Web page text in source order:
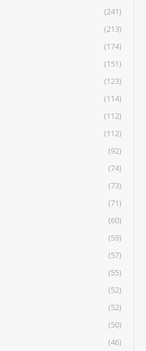
(241)
(213)
(174)
(151)
(123)
(114)
(112)
(112)
(92)
(74)
(73)
(71)
(60)
(59)
(57)
(55)
(52)
(52)
(50)
(46)